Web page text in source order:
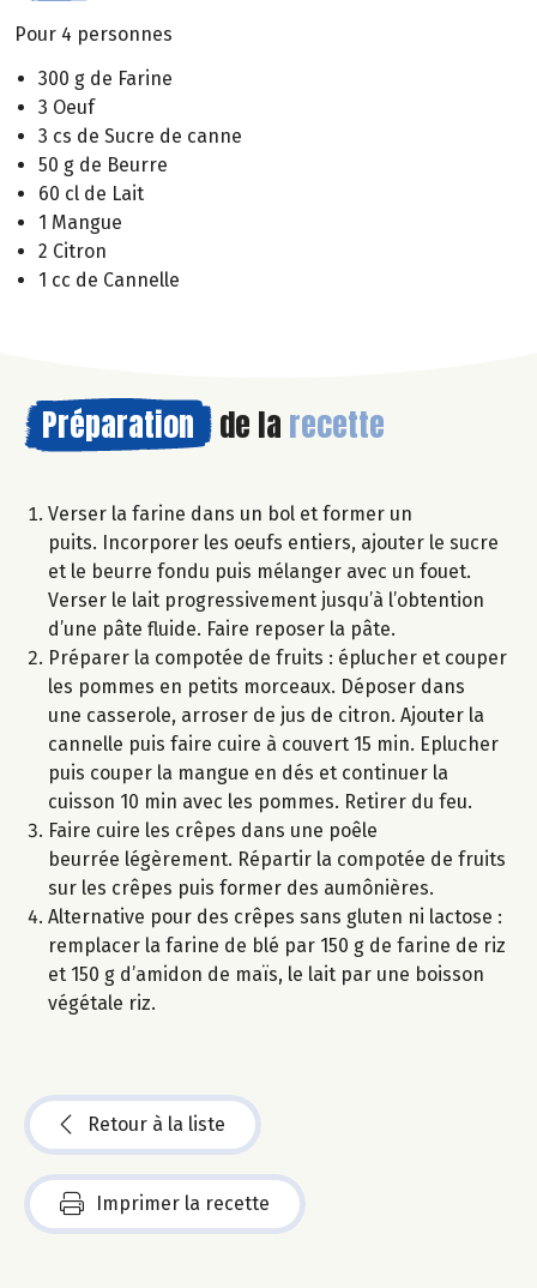
Pour 4 personnes
300 g de Farine
3 Oeuf
3 cs de Sucre de canne
50 g de Beurre
60 cl de Lait
1 Mangue
2 Citron
1 cc de Cannelle
Préparation de la recette
Verser la farine dans un bol et former un
puits. Incorporer les oeufs entiers, ajouter le sucre
et le beurre fondu puis mélanger avec un fouet.
Verser le lait progressivement jusqu’à l’obtention
d’une pâte fluide. Faire reposer la pâte.
Préparer la compotée de fruits : éplucher et couper
les pommes en petits morceaux. Déposer dans
une casserole, arroser de jus de citron. Ajouter la
cannelle puis faire cuire à couvert 15 min. Eplucher
puis couper la mangue en dés et continuer la
cuisson 10 min avec les pommes. Retirer du feu.
Faire cuire les crêpes dans une poêle
beurrée légèrement. Répartir la compotée de fruits
sur les crêpes puis former des aumônières.
Alternative pour des crêpes sans gluten ni lactose :
remplacer la farine de blé par 150 g de farine de riz
et 150 g d’amidon de maïs, le lait par une boisson
végétale riz.
Retour à la liste
Imprimer la recette